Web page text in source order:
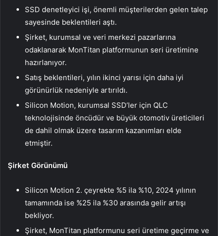
SSD denetleyici işi, önemli müşterilerden gelen talep
sayesinde beklentileri aştı.
Şirket, kurumsal ve veri merkezi pazarlarına
odaklanarak MonTitan platformunun seri üretimine
hazırlanıyor.
Satış beklentileri, yılın ikinci yarısı için daha iyi
görünürlük nedeniyle artırıldı.
Silicon Motion, kurumsal SSD’ler için QLC
teknolojisinde öncüdür ve büyük otomotiv üreticileri
de dahil olmak üzere tasarım kazanımları elde
etmiştir.
Şirket Görünümü
Silicon Motion 2. çeyrekte %5 ila %10, 2024 yılının
tamamında ise %25 ila %30 arasında gelir artışı
bekliyor.
Şirket, MonTitan platformunu seri üretime geçirme ve